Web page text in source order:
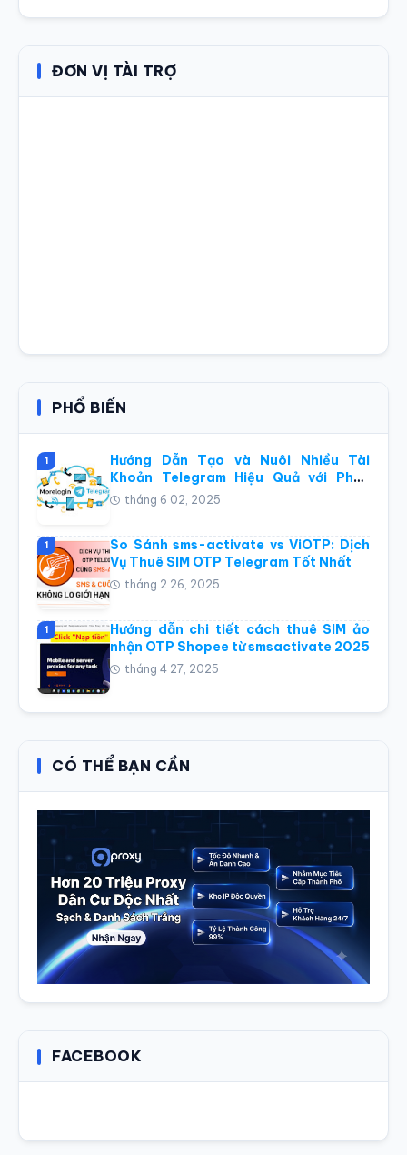
ĐƠN VỊ TÀI TRỢ
PHỔ BIẾN
1
Hướng Dẫn Tạo và Nuôi Nhiều Tài
Khoản Telegram Hiệu Quả với Phần
Mềm Điện Thoại Đám Mây Morelogin
tháng 6 02, 2025
1
So Sánh sms-activate vs ViOTP: Dịch
Vụ Thuê SIM OTP Telegram Tốt Nhất
tháng 2 26, 2025
1
Hướng dẫn chi tiết cách thuê SIM ảo
nhận OTP Shopee từ smsactivate 2025
tháng 4 27, 2025
CÓ THỂ BẠN CẦN
FACEBOOK